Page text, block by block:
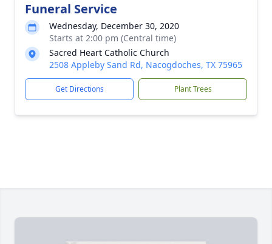
Funeral Service
Wednesday, December 30, 2020
Starts at 2:00 pm (Central time)
Sacred Heart Catholic Church
2508 Appleby Sand Rd, Nacogdoches, TX 75965
Get Directions Plant Trees